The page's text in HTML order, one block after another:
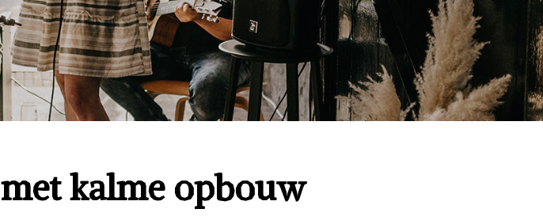
met kalme opbouw